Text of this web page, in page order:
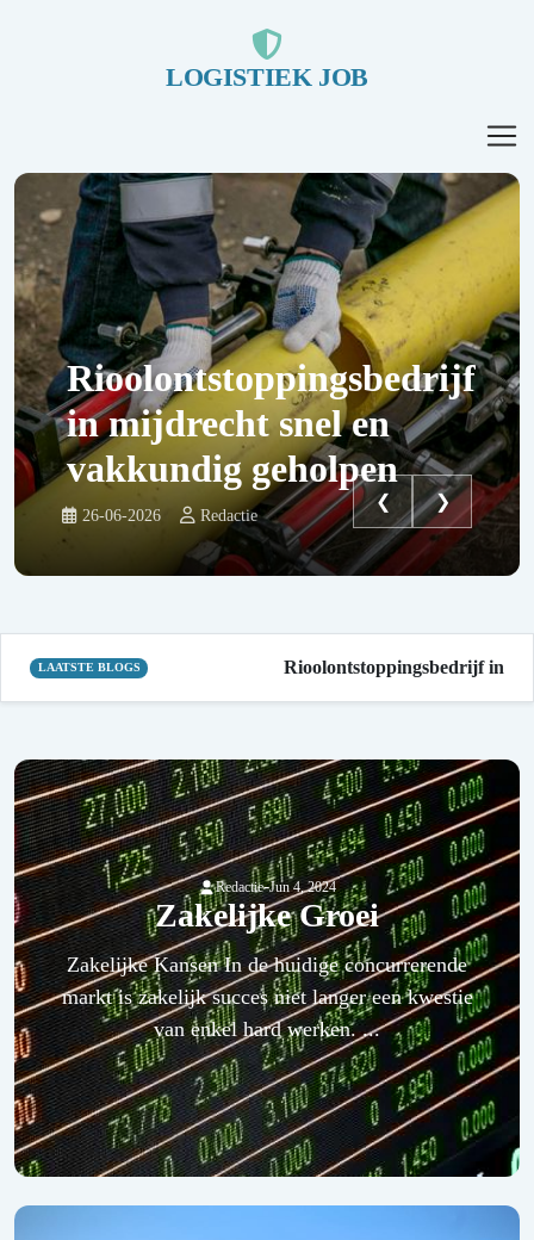
LOGISTIEK JOB
Rioolontstoppingsbedrijf
in mijdrecht snel en
vakkundig geholpen
26-06-2026 Redactie
❮ ❯
LAATSTE BLOGS Rioolontstoppingsbedrijf in
Redactie-Jun 4, 2024
Zakelijke Groei
Zakelijke Kansen In de huidige concurrerende
markt is zakelijk succes niet langer een kwestie
van enkel hard werken. ...